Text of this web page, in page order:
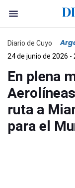
Diario de Cuyo
24 de junio de 2026 -
En plena
ruta a
para el